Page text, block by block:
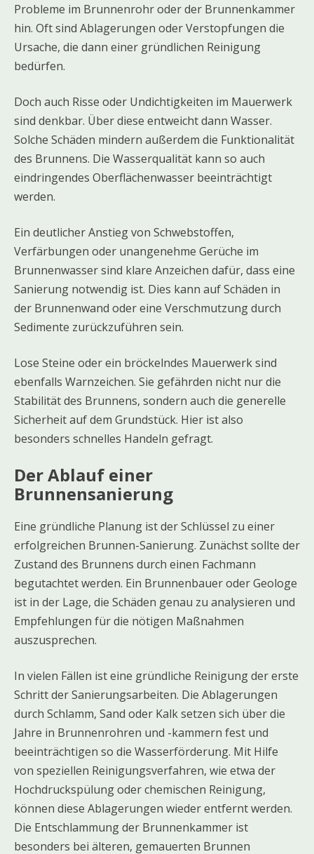
Probleme im Brunnenrohr oder der Brunnenkammer
hin. Oft sind Ablagerungen oder Verstopfungen die
Ursache, die dann einer gründlichen Reinigung
bedürfen.
Doch auch Risse oder Undichtigkeiten im Mauerwerk
sind denkbar. Über diese entweicht dann Wasser.
Solche Schäden mindern außerdem die Funktionalität
des Brunnens. Die Wasserqualität kann so auch
eindringendes Oberflächenwasser beeinträchtigt
werden.
Ein deutlicher Anstieg von Schwebstoffen,
Verfärbungen oder unangenehme Gerüche im
Brunnenwasser sind klare Anzeichen dafür, dass eine
Sanierung notwendig ist. Dies kann auf Schäden in
der Brunnenwand oder eine Verschmutzung durch
Sedimente zurückzuführen sein.
Lose Steine oder ein bröckelndes Mauerwerk sind
ebenfalls Warnzeichen. Sie gefährden nicht nur die
Stabilität des Brunnens, sondern auch die generelle
Sicherheit auf dem Grundstück. Hier ist also
besonders schnelles Handeln gefragt.
Der Ablauf einer
Brunnensanierung
Eine gründliche Planung ist der Schlüssel zu einer
erfolgreichen Brunnen-Sanierung. Zunächst sollte der
Zustand des Brunnens durch einen Fachmann
begutachtet werden. Ein Brunnenbauer oder Geologe
ist in der Lage, die Schäden genau zu analysieren und
Empfehlungen für die nötigen Maßnahmen
auszusprechen.
In vielen Fällen ist eine gründliche Reinigung der erste
Schritt der Sanierungsarbeiten. Die Ablagerungen
durch Schlamm, Sand oder Kalk setzen sich über die
Jahre in Brunnenrohren und -kammern fest und
beeinträchtigen so die Wasserförderung. Mit Hilfe
von speziellen Reinigungsverfahren, wie etwa der
Hochdruckspülung oder chemischen Reinigung,
können diese Ablagerungen wieder entfernt werden.
Die Entschlammung der Brunnenkammer ist
besonders bei älteren, gemauerten Brunnen